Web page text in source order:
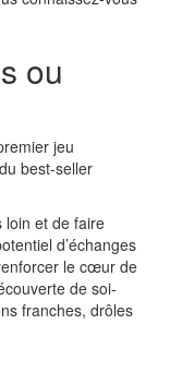
ou
jeu
best-seller
loin et de faire
d’échanges
le cœur de
de soi-
franches, drôles